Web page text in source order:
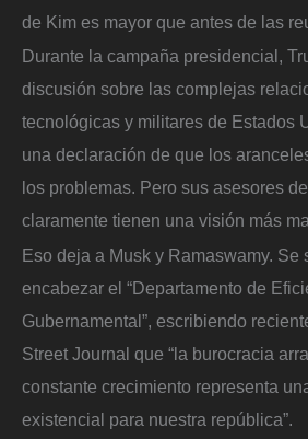
de Kim es mayor que antes de las
Durante la campaña presidencial,
discusión sobre las complejas
tecnológicas y militares de Estados
una declaración de que los
los problemas. Pero sus asesores
claramente tienen una visión más
Eso deja a Musk y Ramaswamy. Se
encabezar el “Departamento de
Gubernamental”, escribiendo
Street Journal que “la burocracia
constante crecimiento representa
existencial para nuestra república”.